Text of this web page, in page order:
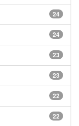
24
24
23
23
22
22